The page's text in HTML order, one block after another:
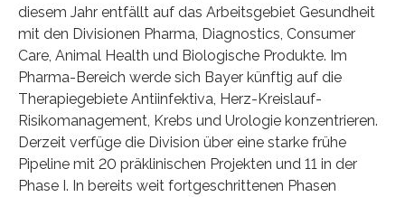
diesem Jahr entfällt auf das Arbeitsgebiet Gesundheit
mit den Divisionen Pharma, Diagnostics, Consumer
Care, Animal Health und Biologische Produkte. Im
Pharma-Bereich werde sich Bayer künftig auf die
Therapiegebiete Antiinfektiva, Herz-Kreislauf-
Risikomanagement, Krebs und Urologie konzentrieren.
Derzeit verfüge die Division über eine starke frühe
Pipeline mit 20 präklinischen Projekten und 11 in der
Phase I. In bereits weit fortgeschrittenen Phasen